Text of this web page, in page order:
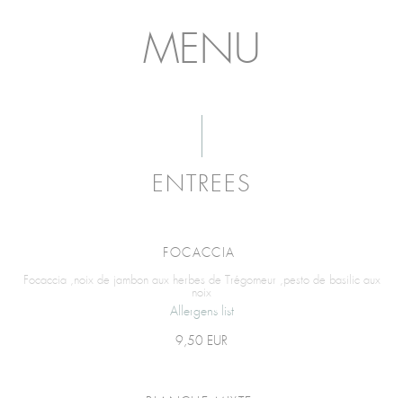
MENU
ENTREES
FOCACCIA
Focaccia ,noix de jambon aux herbes de Trégomeur ,pesto de basilic aux
noix
Allergens list
9,50 EUR